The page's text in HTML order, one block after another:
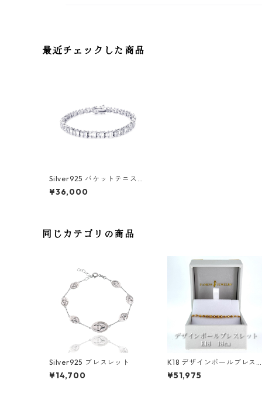
最近チェックした商品
Silver925 バケットテニスチ
ェーン 5mm ブレスレット
¥36,000
同じカテゴリの商品
Silver925 ブレスレット
¥14,700
K18 デザインボールブレス
ット 1.8〜2.7mm
¥51,975